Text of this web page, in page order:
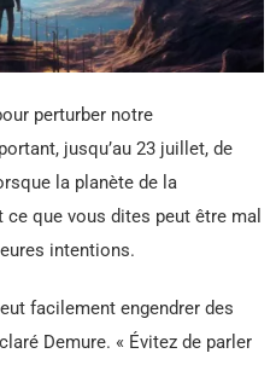
perturber notre
jusqu’au 23 juillet, de
la planète de la
que vous dites peut être mal
intentions.
facilement engendrer des
Demure. « Évitez de parler